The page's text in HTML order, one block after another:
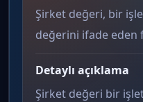
Şirket değeri, bir
değerini ifade eden
Detaylı açıklama
Şirket değeri bir